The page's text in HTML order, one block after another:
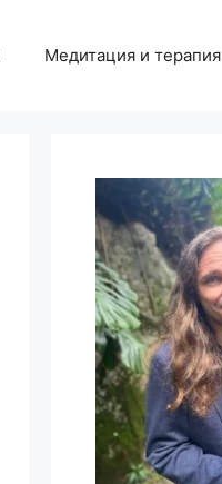
Медитация и терапия